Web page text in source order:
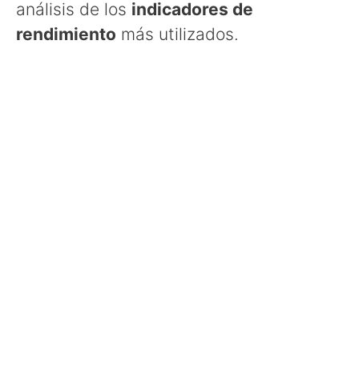
análisis de los indicadores de
rendimiento más utilizados.